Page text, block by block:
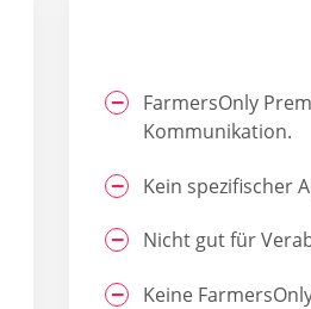
FarmersOnly
Kommunikation.
Kein spezifischer
Nicht gut für
Keine